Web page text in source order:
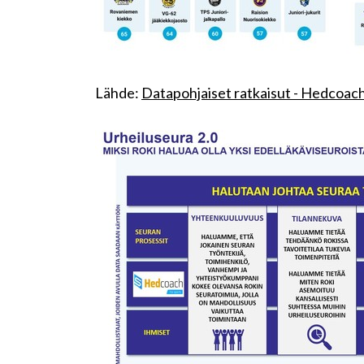
Lähde: Datapohjaiset ratkaisut -